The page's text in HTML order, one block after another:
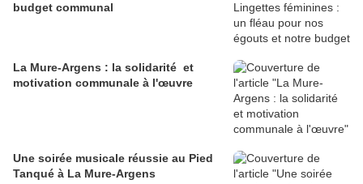
budget communal
La Mure-Argens : la solidarité et
motivation communale à l'œuvre
Une soirée musicale réussie au Pied
Tanqué à La Mure-Argens